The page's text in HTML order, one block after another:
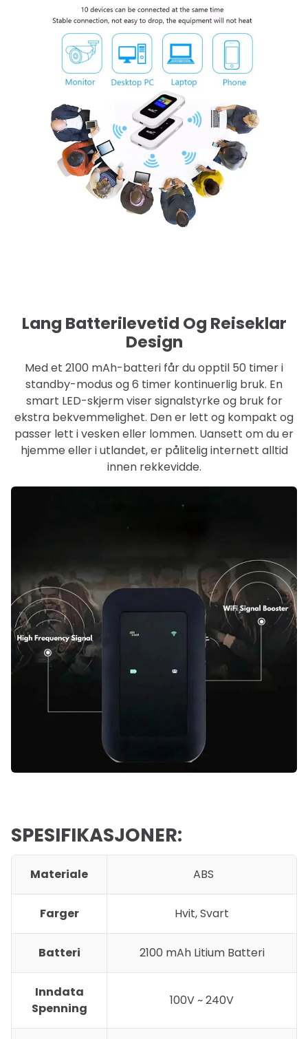
Lang Batterilevetid Og Reiseklar
Design
Med et 2100 mAh-batteri får du opptil 50 timer i
standby-modus og 6 timer kontinuerlig bruk. En
smart LED-skjerm viser signalstyrke og bruk for
ekstra bekvemmelighet. Den er lett og kompakt og
passer lett i vesken eller lommen. Uansett om du er
hjemme eller i utlandet, er pålitelig internett alltid
innen rekkevidde.
SPESIFIKASJONER:
Materiale ABS
Farger Hvit, Svart
Batteri 2100 mAh Litium Batteri
Inndata
Spenning
100V ~ 240V